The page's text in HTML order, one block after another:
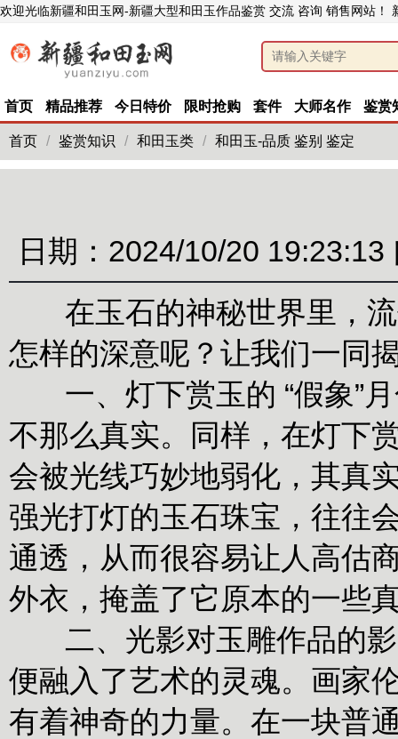
欢迎光临新疆和田玉网-新疆大型和田玉作品鉴赏 交流 咨询 销售网站！
首页 精品推荐 今日特价 限时抢购 套件 大师名作 鉴赏
首页 / 鉴赏知识 / 和田玉类 / 和田玉-品质 鉴别 鉴定
日期：2024/10/20 19:23:13
在玉石的神秘世界里，流
怎样的深意呢？让我们一同
一、灯下赏玉的 “假象”月
不那么真实。同样，在灯下
会被光线巧妙地弱化，其真
强光打灯的玉石珠宝，往往
通透，从而很容易让人高估
外衣，掩盖了它原本的一些
二、光影对玉雕作品的影
便融入了艺术的灵魂。画家
有着神奇的力量。在一块普